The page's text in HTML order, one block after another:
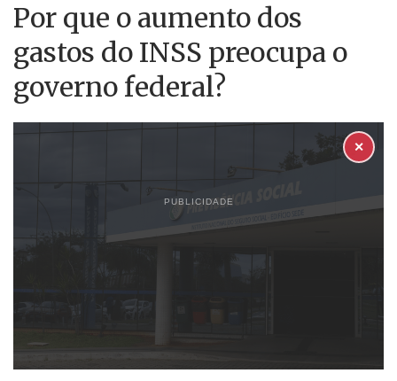
Por que o aumento dos
gastos do INSS preocupa o
governo federal?
PUBLICIDADE
✕